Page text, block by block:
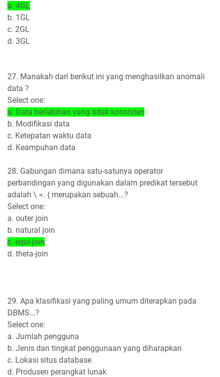
a. 4GL
b. 1GL
c. 2GL
d. 3GL
27. Manakah dari berikut ini yang menghasilkan anomali
data ?
Select one:
a. Data berlebihan yang tidak konsisten
b. Modifikasi data
c. Ketepatan waktu data
d. Keampuhan data
28. Gabungan dimana satu-satunya operator
perbandingan yang digunakan dalam predikat tersebut
adalah \ =. { merupakan sebuah...?
Select one:
a. outer join
b. natural join
c. equi-join
d. theta-join
29. Apa klasifikasi yang paling umum diterapkan pada
DBMS...?
Select one:
a. Jumlah pengguna
b. Jenis dan tingkat penggunaan yang diharapkan
c. Lokasi situs database
d. Produsen perangkat lunak